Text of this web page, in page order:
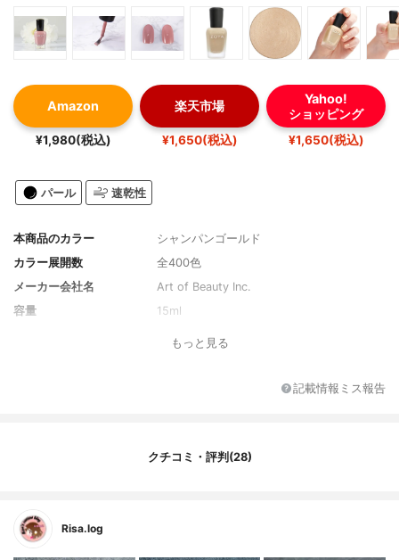
Amazon
¥1,980(税込)
楽天市場
¥1,650(税込)
Yahoo!
ショッピング
¥1,650(税込)
パール 速乾性
本商品のカラー
シャンパンゴールド
カラー展開数
全400色
メーカー会社名
Art of Beauty Inc.
容量
15ml
もっと見る
記載情報ミス報告
クチコミ・評判(28)
Risa.log